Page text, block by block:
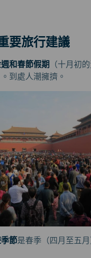
要旅行建議
和春節假期
（十月初
到處人潮擁擠。
節是春季（四月至五